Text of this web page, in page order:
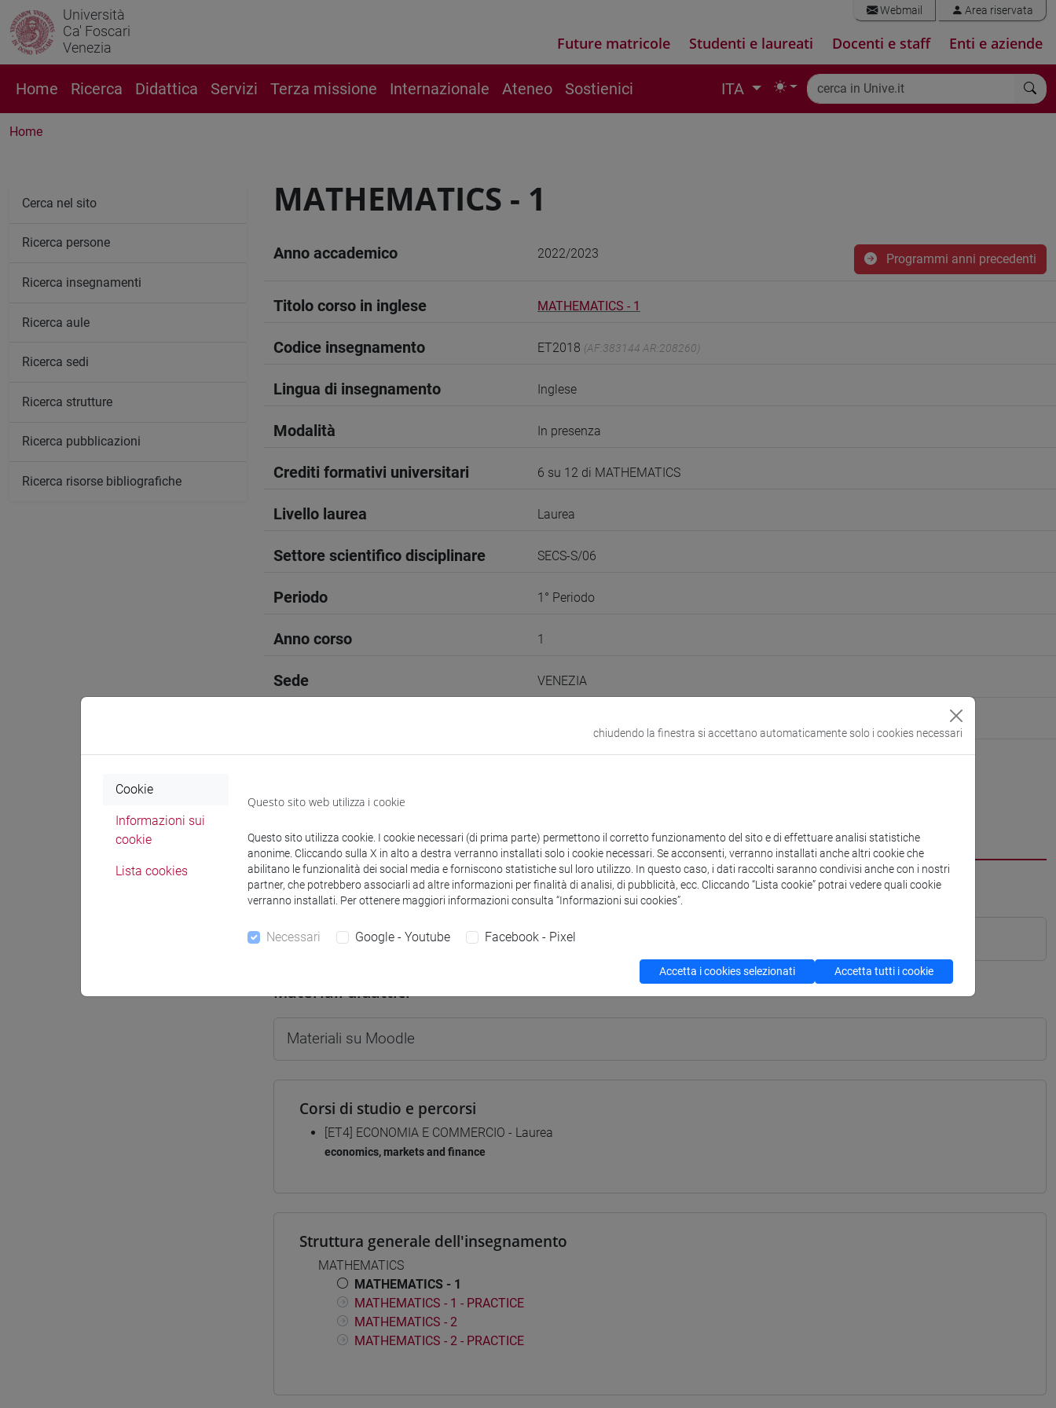
Università
Ca' Foscari
Venezia
Webmail Area riservata
Future matricole Studenti e laureati Docenti e staff Enti e aziende
Home Ricerca Didattica Servizi Terza missione Internazionale Ateneo Sostienici ITA
Home
MATHEMATICS - 1
Anno accademico 2022/2023 Programmi anni precedenti
Titolo corso in inglese MATHEMATICS - 1
Codice insegnamento ET2018 (AF:383144 AR:208260)
Lingua di insegnamento Inglese
Modalità In presenza
Crediti formativi universitari 6 su 12 di MATHEMATICS
Livello laurea Laurea
Settore scientifico disciplinare SECS-S/06
Periodo 1° Periodo
Anno corso 1
Sede VENEZIA
Docenti e corsi di laurea Programma
Docenti
FAGGIAN Silvia- 30h Lezione
Materiali didattici
Materiali su Moodle
Corsi di studio e percorsi
[ET4] ECONOMIA E COMMERCIO - Laurea
economics, markets and finance
Struttura generale dell'insegnamento
MATHEMATICS
MATHEMATICS - 1
MATHEMATICS - 1 - PRACTICE
MATHEMATICS - 2
MATHEMATICS - 2 - PRACTICE
Cerca nel sito
Ricerca persone
Ricerca insegnamenti
Ricerca aule
Ricerca sedi
Ricerca strutture
Ricerca pubblicazioni
Ricerca risorse bibliografiche
chiudendo la finestra si accettano automaticamente solo i cookies necessari
Cookie
Informazioni sui
cookie
Lista cookies
Questo sito web utilizza i cookie
Questo sito utilizza cookie. I cookie necessari (di prima parte) permettono il corretto funzionamento del sito e di effettuare analisi statistiche
anonime. Cliccando sulla X in alto a destra verranno installati solo i cookie necessari. Se acconsenti, verranno installati anche altri cookie che
abilitano le funzionalità dei social media e forniscono statistiche sul loro utilizzo. In questo caso, i dati raccolti saranno condivisi anche con i nostri
partner, che potrebbero associarli ad altre informazioni per finalità di analisi, di pubblicità, ecc. Cliccando “Lista cookie” potrai vedere quali cookie
verranno installati. Per ottenere maggiori informazioni consulta “Informazioni sui cookies”.
Necessari Google - Youtube Facebook - Pixel
Accetta i cookies selezionati Accetta tutti i cookie